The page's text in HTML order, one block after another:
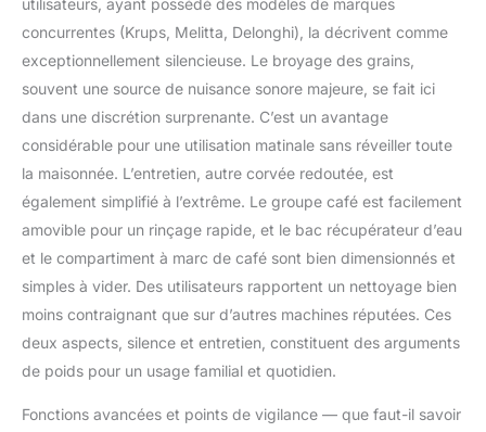
utilisateurs, ayant possédé des modèles de marques
concurrentes (Krups, Melitta, Delonghi), la décrivent comme
exceptionnellement silencieuse. Le broyage des grains,
souvent une source de nuisance sonore majeure, se fait ici
dans une discrétion surprenante. C’est un avantage
considérable pour une utilisation matinale sans réveiller toute
la maisonnée. L’entretien, autre corvée redoutée, est
également simplifié à l’extrême. Le groupe café est facilement
amovible pour un rinçage rapide, et le bac récupérateur d’eau
et le compartiment à marc de café sont bien dimensionnés et
simples à vider. Des utilisateurs rapportent un nettoyage bien
moins contraignant que sur d’autres machines réputées. Ces
deux aspects, silence et entretien, constituent des arguments
de poids pour un usage familial et quotidien.
Fonctions avancées et points de vigilance — que faut-il savoir